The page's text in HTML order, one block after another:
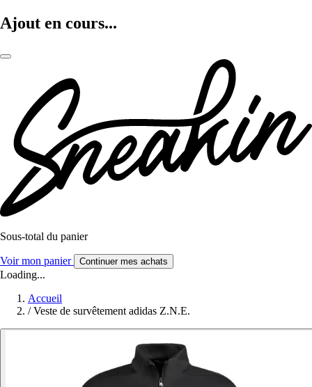
Ajout en cours...
Sous-total du panier
Voir mon panier Continuer mes achats
Loading...
Accueil
/ Veste de survêtement adidas Z.N.E.